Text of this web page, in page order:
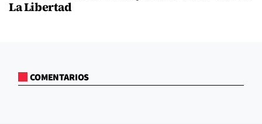
La Libertad
COMENTARIOS